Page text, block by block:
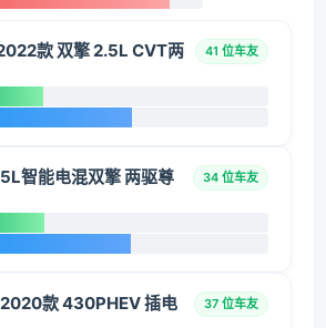
款 双擎 2.5L CVT两
41 位车友
智能电混双擎 两驱尊
34 位车友
款 430PHEV 插电
37 位车友